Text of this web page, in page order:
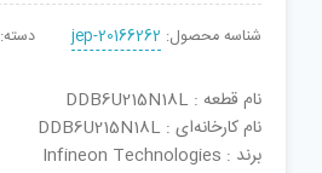
شناسه محصول: jep-20166262 دسته:
نام قطعه : DDB6U215N18L
نام کارخانه‌ای : DDB6U215N18L
برند : Infineon Technologies